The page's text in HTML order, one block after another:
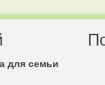
для семьи